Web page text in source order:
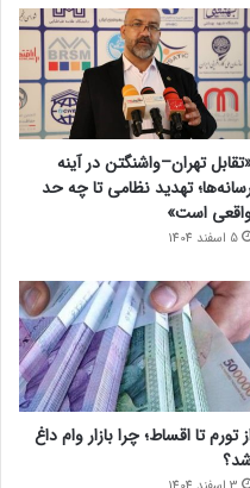
تهران–واشنگتن در آینه
تهدید نظامی تا چه حد
است»
5 اسفند 1404
تورم تا اقساط؛ چرا بازار وام داغ